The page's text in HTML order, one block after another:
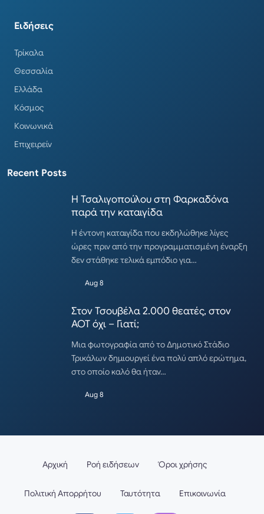
Ειδήσεις
Τρίκαλα
Θεσσαλία
Ελλάδα
Κόσμος
Κοινωνικά
Επιχειρείν
Recent Posts
Η Τσαλιγοπούλου στη Φαρκαδόνα
παρά την καταιγίδα
Η έντονη καταιγίδα που εκδηλώθηκε λίγες
ώρες πριν από την προγραμματισμένη έναρξη
δεν στάθηκε τελικά εμπόδιο για…
Aug 8
Στον Τσουβέλα 2.000 θεατές, στον
ΑΟΤ όχι – Γιατί;
Μια φωτογραφία από το Δημοτικό Στάδιο
Τρικάλων δημιουργεί ένα πολύ απλό ερώτημα,
στο οποίο καλό θα ήταν…
Aug 8
Αρχική Ροή ειδήσεων Όροι χρήσης
Πολιτική Απορρήτου Ταυτότητα Επικοινωνία